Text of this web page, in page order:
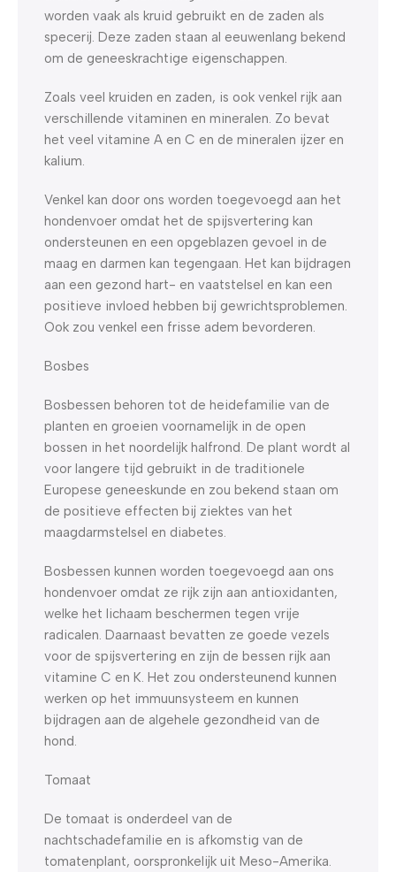
worden vaak als kruid gebruikt en de zaden als
specerij. Deze zaden staan al eeuwenlang bekend
om de geneeskrachtige eigenschappen.
Zoals veel kruiden en zaden, is ook venkel rijk aan
verschillende vitaminen en mineralen. Zo bevat
het veel vitamine A en C en de mineralen ijzer en
kalium.
Venkel kan door ons worden toegevoegd aan het
hondenvoer omdat het de spijsvertering kan
ondersteunen en een opgeblazen gevoel in de
maag en darmen kan tegengaan. Het kan bijdragen
aan een gezond hart- en vaatstelsel en kan een
positieve invloed hebben bij gewrichtsproblemen.
Ook zou venkel een frisse adem bevorderen.
Bosbes
Bosbessen behoren tot de heidefamilie van de
planten en groeien voornamelijk in de open
bossen in het noordelijk halfrond. De plant wordt al
voor langere tijd gebruikt in de traditionele
Europese geneeskunde en zou bekend staan om
de positieve effecten bij ziektes van het
maagdarmstelsel en diabetes.
Bosbessen kunnen worden toegevoegd aan ons
hondenvoer omdat ze rijk zijn aan antioxidanten,
welke het lichaam beschermen tegen vrije
radicalen. Daarnaast bevatten ze goede vezels
voor de spijsvertering en zijn de bessen rijk aan
vitamine C en K. Het zou ondersteunend kunnen
werken op het immuunsysteem en kunnen
bijdragen aan de algehele gezondheid van de
hond.
Tomaat
De tomaat is onderdeel van de
nachtschadefamilie en is afkomstig van de
tomatenplant, oorspronkelijk uit Meso-Amerika.